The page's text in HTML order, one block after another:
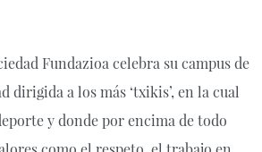
Fundazioa celebra su campus de
dirigida a los más ‘txikis’, en la cual
y donde por encima de todo